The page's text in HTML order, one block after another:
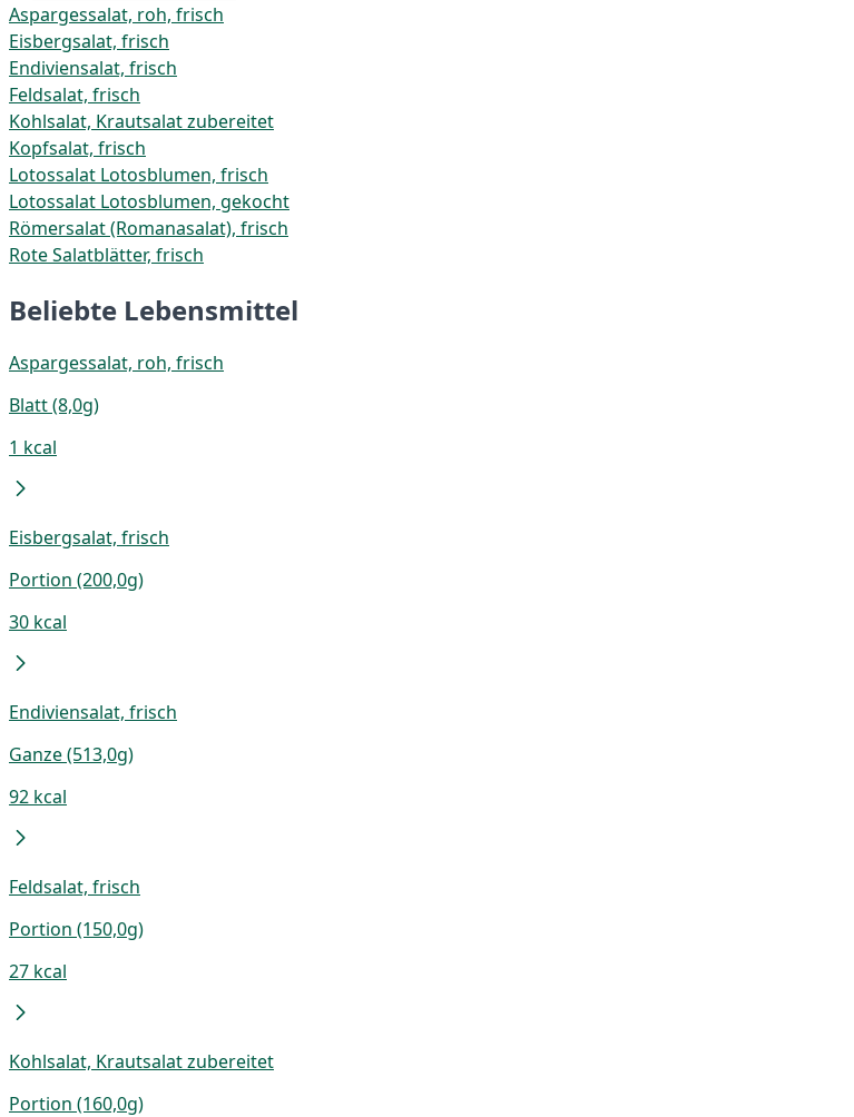
Aspargessalat, roh, frisch
Eisbergsalat, frisch
Endiviensalat, frisch
Feldsalat, frisch
Kohlsalat, Krautsalat zubereitet
Kopfsalat, frisch
Lotossalat Lotosblumen, frisch
Lotossalat Lotosblumen, gekocht
Römersalat (Romanasalat), frisch
Rote Salatblätter, frisch
Beliebte Lebensmittel
Aspargessalat, roh, frisch
Blatt (8,0g)
1 kcal
Eisbergsalat, frisch
Portion (200,0g)
30 kcal
Endiviensalat, frisch
Ganze (513,0g)
92 kcal
Feldsalat, frisch
Portion (150,0g)
27 kcal
Kohlsalat, Krautsalat zubereitet
Portion (160,0g)